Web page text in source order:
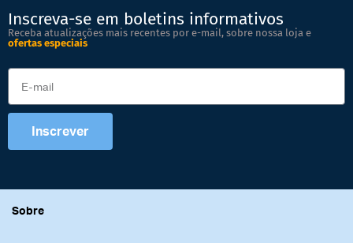
Inscreva-se em boletins informativos
Receba atualizações mais recentes por e-mail, sobre nossa loja e
ofertas especiais
Inscrever
Sobre